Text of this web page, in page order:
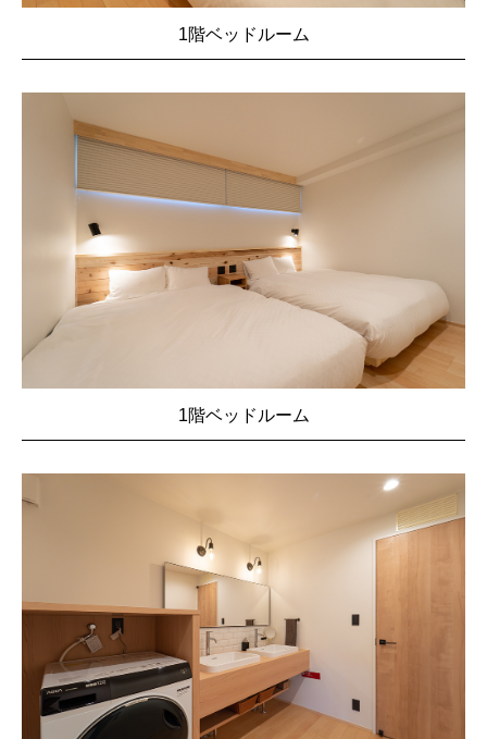
1階ベッドルーム
1階ベッドルーム